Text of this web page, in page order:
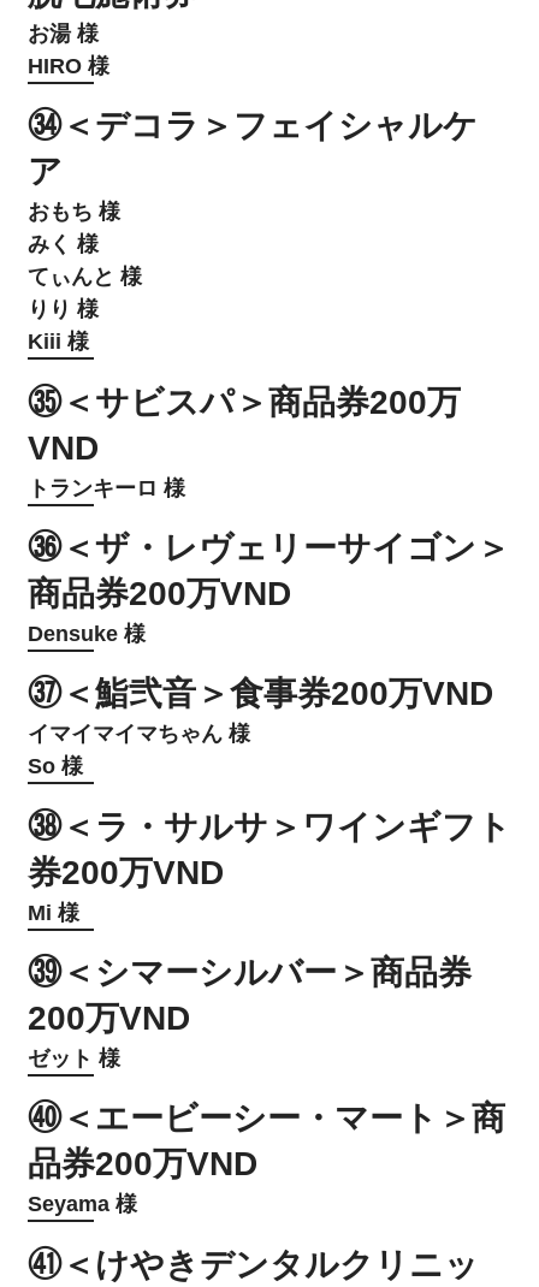
お湯 様
HIRO 様
㉞＜デコラ＞フェイシャルケ
ア
おもち 様
みく 様
てぃんと 様
りり 様
Kiii 様
㉟＜サビスパ＞商品券200万
VND
トランキーロ 様
㊱＜ザ・レヴェリーサイゴン＞
商品券200万VND
Densuke 様
㊲＜鮨弐音＞食事券200万VND
イマイマイマちゃん 様
So 様
㊳＜ラ・サルサ＞ワインギフト
券200万VND
Mi 様
㊴＜シマーシルバー＞商品券
200万VND
ゼット 様
㊵＜エービーシー・マート＞商
品券200万VND
Seyama 様
㊶＜けやきデンタルクリニッ